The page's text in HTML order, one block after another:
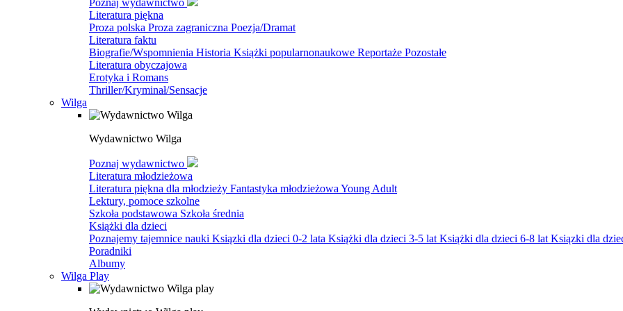
Poznaj wydawnictwo
Literatura piękna
Proza polska Proza zagraniczna Poezja/Dramat
Literatura faktu
Biografie/Wspomnienia Historia Książki popularnonaukowe Reportaże Pozostałe
Literatura obyczajowa
Erotyka i Romans
Thriller/Kryminał/Sensacje
Wilga
Wydawnictwo Wilga
Poznaj wydawnictwo
Literatura młodzieżowa
Literatura piękna dla młodzieży Fantastyka młodzieżowa Young Adult
Lektury, pomoce szkolne
Szkoła podstawowa Szkoła średnia
Książki dla dzieci
Poznajemy tajemnice nauki Ksiązki dla dzieci 0-2 lata Książki dla dzieci 3-5 lat Książki dla dzieci 6-8 lat Ksiązki dla
Poradniki
Albumy
Wilga Play